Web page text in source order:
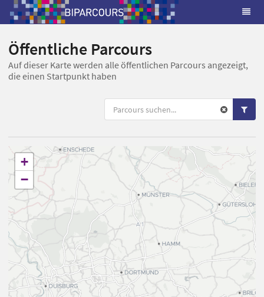
Öffentliche Parcours
Auf dieser Karte werden alle öffentlichen Parcours angezeigt,
die einen Startpunkt haben
+
−